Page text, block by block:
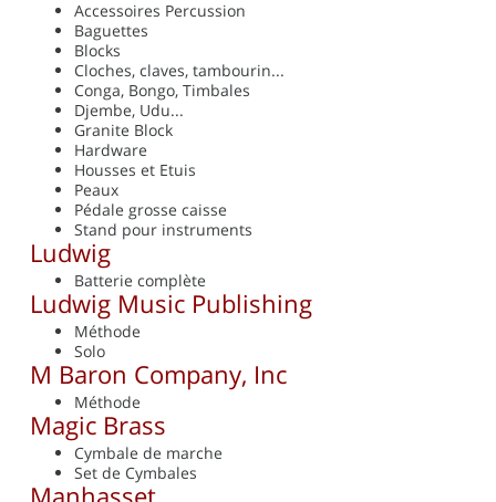
Accessoires Percussion
Baguettes
Blocks
Cloches, claves, tambourin...
Conga, Bongo, Timbales
Djembe, Udu...
Granite Block
Hardware
Housses et Etuis
Peaux
Pédale grosse caisse
Stand pour instruments
Ludwig
Batterie complète
Ludwig Music Publishing
Méthode
Solo
M Baron Company, Inc
Méthode
Magic Brass
Cymbale de marche
Set de Cymbales